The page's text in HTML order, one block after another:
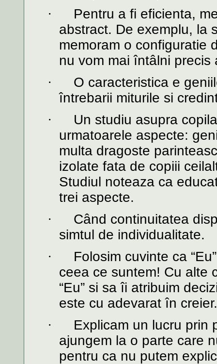
·
Pentru a fi eficienta,
abstract. De exemplu, la
memoram o configuratie
nu vom mai întâlni
·
O caracteristica e
întrebarii miturile si
·
Un studiu asupra
urmatoarele aspecte:
multa dragoste
izolate fata de copiii
Studiul noteaza ca
trei aspecte.
·
Când continuitatea
simtul de individualitate.
·
Folosim cuvinte ca
ceea ce suntem! Cu alte
“Eu” si sa îi atribuim
este cu adevarat în
·
Explicam un lucru prin
ajungem la o parte care
pentru ca nu putem